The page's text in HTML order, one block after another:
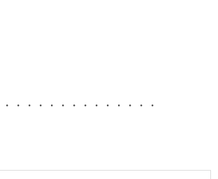
・・・・・・・・・・・・・